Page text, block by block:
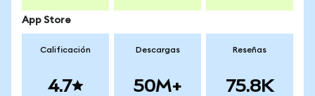
App Store
Calificación
4.7
Descargas
50M+
Reseñas
75.8K